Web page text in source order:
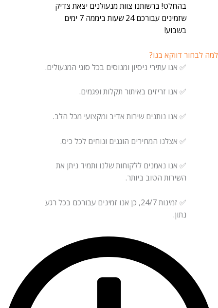
בהחלט! ברשותנו צוות מנעולנים יצאת צדיק
שזמינים עבורכם 24 שעות ביממה 7 ימים
בשבוע!
דווקא בנו?
✅ אנו עתירי ניסיון ומנוסים בכל סוגי המנעולים.
✅ אנו זריזים באיתור תקלות ופגמים.
✅ אנו נותנים שירות אדיב ומקצועי מכל הלב.
✅ אצלנו המחירים הוגנים ונוחים לכל כיס.
✅ אנו נאמנים ללקוחות שלנו ותמיד ניתן את
השירות הטוב ביותר.
✅ זמינות 24/7, כן אנו זמינים עבורכם בכל רגע